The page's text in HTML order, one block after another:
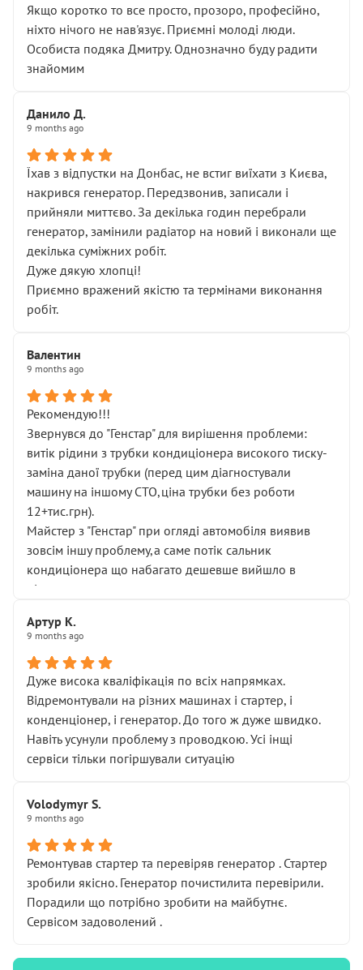
Якщо коротко то все просто, прозоро, професійно,
ніхто нічого не нав'язує. Приємні молоді люди.
Особиста подяка Дмитру. Однозначно буду радити
знайомим
Данило Д.
9 months ago
Їхав з відпустки на Донбас, не встиг виїхати з Києва,
накрився генератор. Передзвонив, записали і
прийняли миттєво. За декілька годин перебрали
генератор, замінили радіатор на новий і виконали ще
декілька суміжних робіт.
Дуже дякую хлопці!
Приємно вражений якістю та термінами виконання
робіт.
Валентин
9 months ago
Рекомендую!!!
Звернувся до "Генстар" для вирішення проблеми:
витік рідини з трубки кондиціонера високого тиску-
заміна даної трубки (перед цим діагностували
машину на іншому СТО,ціна трубки без роботи
12+тис.грн).
Майстер з "Генстар" при огляді автомобіля виявив
зовсім іншу проблему,а саме потік сальник
кондиціонера що набагато дешевше вийшло в
підсумку.
Артур К.
9 months ago
Дуже висока кваліфікація по всіх напрямках.
Відремонтували на різних машинах і стартер, і
конденціонер, і генератор. До того ж дуже швидко.
Навіть усунули проблему з проводкою. Усі інщі
сервіси тільки погіршували ситуацію
Volodymyr S.
9 months ago
Ремонтував стартер та перевіряв генератор . Стартер
зробили якісно. Генератор почистилита перевірили.
Порадили що потрібно зробити на майбутнє.
Сервісом задоволений .